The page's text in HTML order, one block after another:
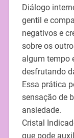
Diálogo
gentil e
negativos e
sobre os
algum tempo
desfrutando
Essa prática
sensação de
ansiedade.
Cristal
que pode